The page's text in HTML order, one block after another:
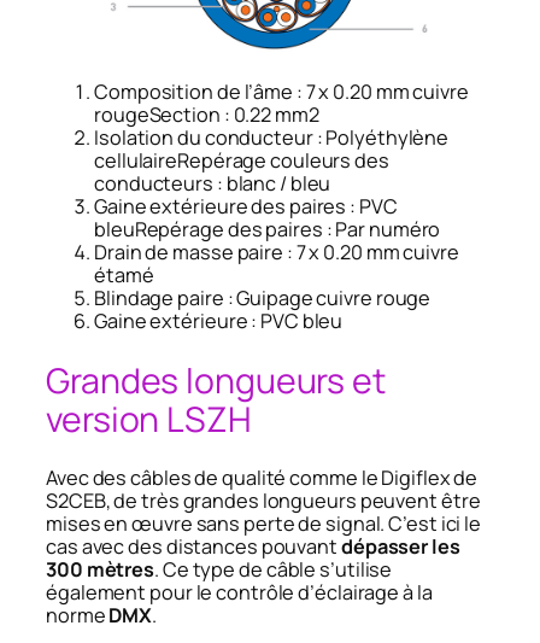
Composition de l’âme : 7 x 0.20 mm cuivre
rougeSection : 0.22 mm2
Isolation du conducteur : Polyéthylène
cellulaireRepérage couleurs des
conducteurs : blanc / bleu
Gaine extérieure des paires : PVC
bleuRepérage des paires : Par numéro
Drain de masse paire : 7 x 0.20 mm cuivre
étamé
Blindage paire : Guipage cuivre rouge
Gaine extérieure : PVC bleu
Grandes longueurs et
version LSZH
Avec des câbles de qualité comme le Digiflex de
S2CEB, de très grandes longueurs peuvent être
mises en œuvre sans perte de signal. C’est ici le
cas avec des distances pouvantdépasser les
300 mètres. Ce type de câble s’utilise
également pour le contrôle d’éclairage à la
normeDMX.